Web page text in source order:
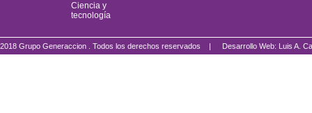
Ciencia y
tecnología
2018 Grupo Generaccion . Todos los derechos reservados | Desarrollo Web: Luis